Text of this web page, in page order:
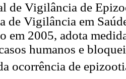
de Vigilância de
de Vigilância em
em 2005, adota
humanos e
ocorrência de